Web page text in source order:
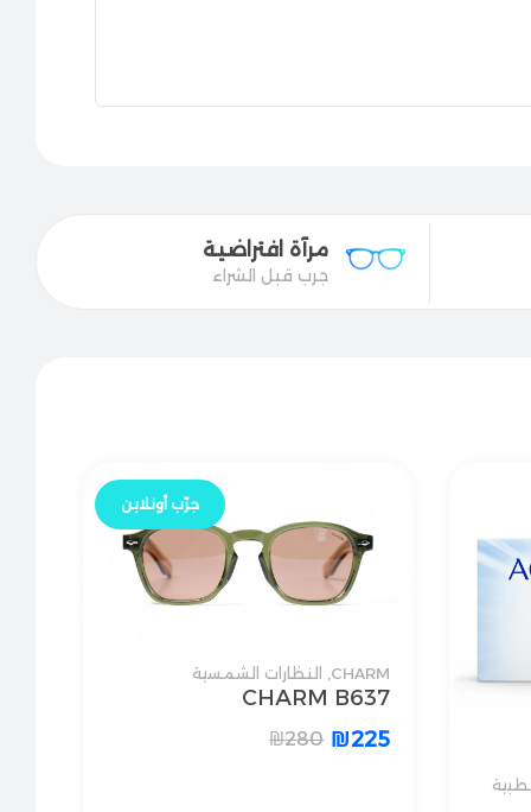
مرآة افتراضية
جرب قبل الشراء
CHARM النظارات الشمسية
CHARM B637
₪280 ₪225
جرّب أونلاين